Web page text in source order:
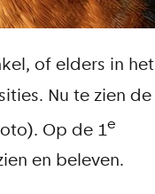
of elders in het
Nu te zien de
Op de 1e
en beleven.